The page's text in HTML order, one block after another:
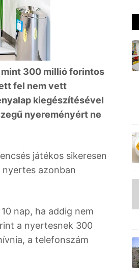
mint 300 millió forintos
fel nem vett
kiegészítésével
nyereményért ne
játékos sikeresen
azonban
nap, ha addig nem
a nyertesnek 300
a telefonszám